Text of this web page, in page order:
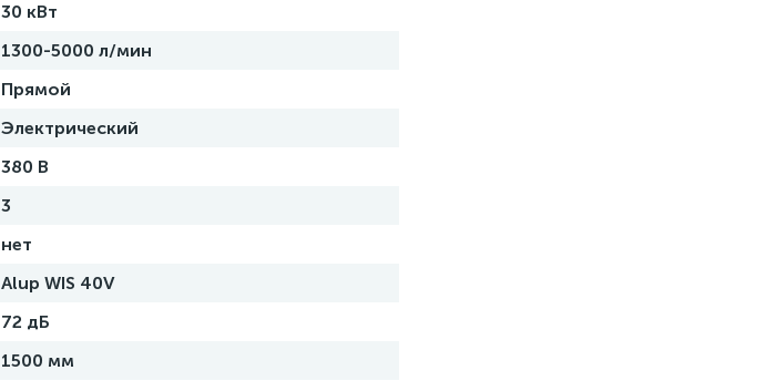
30 кВт
1300-5000 л/мин
Прямой
Электрический
380 В
3
нет
Alup WIS 40V
72 дБ
1500 мм